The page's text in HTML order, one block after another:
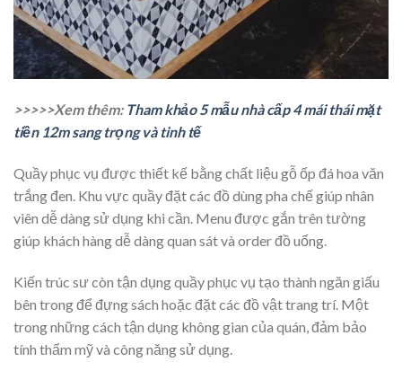
>>>>>Xem thêm: Tham khảo 5 mẫu nhà cấp 4 mái thái mặt
tiền 12m sang trọng và tinh tế
Quầy phục vụ được thiết kế bằng chất liệu gỗ ốp đá hoa văn
trắng đen. Khu vực quầy đặt các đồ dùng pha chế giúp nhân
viên dễ dàng sử dụng khi cần. Menu được gắn trên tường
giúp khách hàng dễ dàng quan sát và order đồ uống.
Kiến trúc sư còn tận dụng quầy phục vụ tạo thành ngăn giấu
bên trong để đựng sách hoặc đặt các đồ vật trang trí. Một
trong những cách tận dụng không gian của quán, đảm bảo
tính thẩm mỹ và công năng sử dụng.